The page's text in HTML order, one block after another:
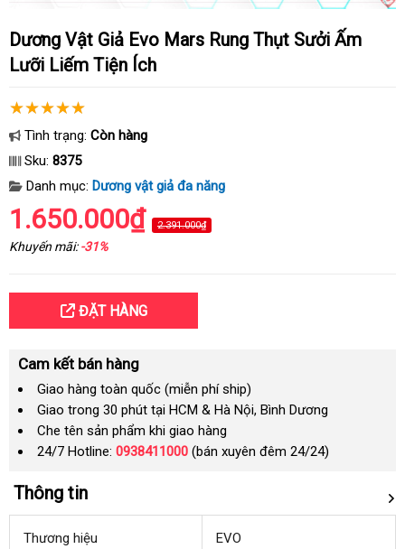
Dương Vật Giả Evo Mars Rung Thụt Sưởi Ấm
Lưỡi Liếm Tiện Ích
Tình trạng: Còn hàng
Sku: 8375
Danh mục: Dương vật giả đa năng
1.650.000₫ 2.391.000₫
Khuyến mãi:-31%
ĐẶT HÀNG
Cam kết bán hàng
Giao hàng toàn quốc (miễn phí ship)
Giao trong 30 phút tại HCM & Hà Nội, Bình Dương
Che tên sản phẩm khi giao hàng
24/7 Hotline: 0938411000 (bán xuyên đêm 24/24)
Thông tin
Thương hiệu EVO